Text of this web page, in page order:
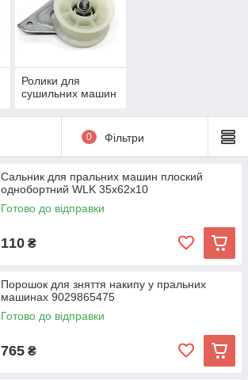
Ролики для
сушильних машин
0 Фільтри
Сальник для пральних машин плоский
однобортний WLK 35x62x10
Готово до відправки
110 ₴
Порошок для зняття накипу у пральних
машинах 9029865475
Готово до відправки
765 ₴